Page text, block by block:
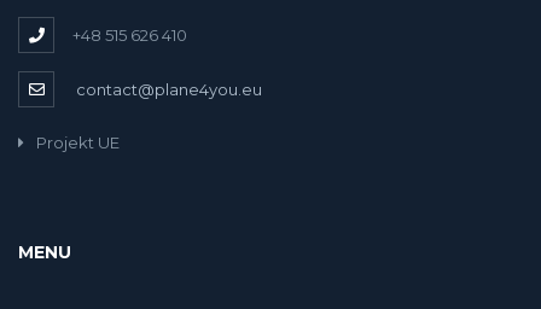
+48 515 626 410
contact@plane4you.eu
Projekt UE
MENU